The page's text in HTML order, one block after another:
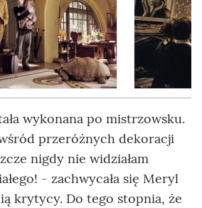
wykonana po mistrzowsku.
przeróżnych dekoracji
nigdy nie widziałam
- zachwycała się Meryl
krytycy. Do tego stopnia, że